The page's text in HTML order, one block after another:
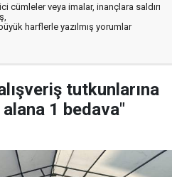
cümleler veya imalar, inançlara saldırı
harflerle yazılmış yorumlar
tutkunlarına
1 bedava"